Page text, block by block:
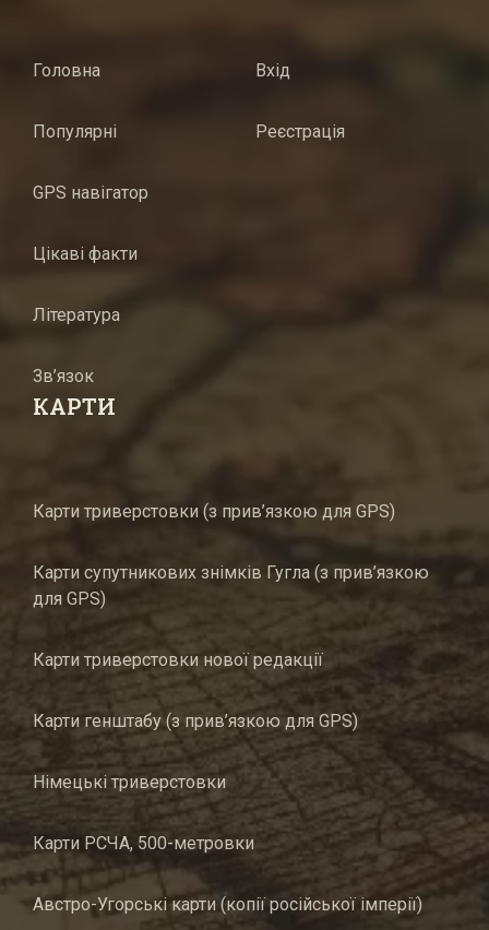
Головна
Популярні
GPS навігатор
Цікаві факти
Література
Зв’язок
Вхід
Реєстрація
КАРТИ
Карти триверстовки (з прив’язкою для GPS)
Карти супутникових знімків Гугла (з прив’язкою
для GPS)
Карти триверстовки нової редакції
Карти генштабу (з прив’язкою для GPS)
Німецькі триверстовки
Карти РСЧА, 500-метровки
Австро-Угорські карти (копії російської імперії)